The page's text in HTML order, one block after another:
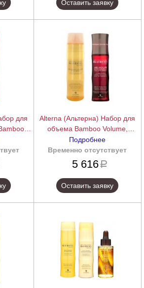
Оставить заявку
для
подробнее
Alterna (Альтерна) Набор для
объема Bamboo Volume,
шампунь+спрей
подробнее
Подробнее
Временно отсутствует
5 616a
Оставить заявку